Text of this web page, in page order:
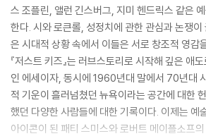
스 조플린, 앨런 긴스버그, 지미 헨드릭스 같은
한다. 시와 로큰롤, 성정치에 관한 관심과 논쟁
은 시대적 상황 속에서 이들은 서로 창조적 영감
『저스트 키즈』는 러브스토리로 시작해 깊은 애
인 에세이자, 동시에 1960년대 말에서 70년대
적 기운이 흘러넘쳤던 뉴욕이라는 공간에 대한
했던 다양한 사람들에 대한 기록이다. 이제는 예
아이콘이 된 패티 스미스와 로버트 메이플소프